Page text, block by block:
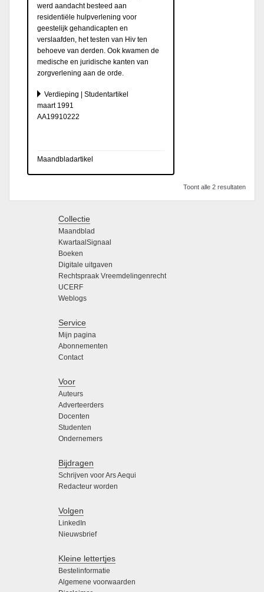
werd aandacht besteed aan
residentiële hulpverlening voor
geestelijk gehandicapten en
verslaafden, het testen van Hiv ten
behoeve van derden. Ook kwamen de
medische en juridische kanten van
zorgverlening aan de orde.
Verdieping | Studentartikel
maart 1991
AA19910222
Maandbladartikel
Toont alle 2 resultaten
Collectie
Maandblad
KwartaalSignaal
Boeken
Digitale uitgaven
Rechtspraak Vreemdelingenrecht
UCERF
Weblogs
Service
Mijn pagina
Abonnementen
Contact
Voor
Auteurs
Adverteerders
Docenten
Studenten
Ondernemers
Bijdragen
Schrijven voor Ars Aequi
Redacteur worden
Volgen
LinkedIn
Nieuwsbrief
Kleine lettertjes
Bestelinformatie
Algemene voorwaarden